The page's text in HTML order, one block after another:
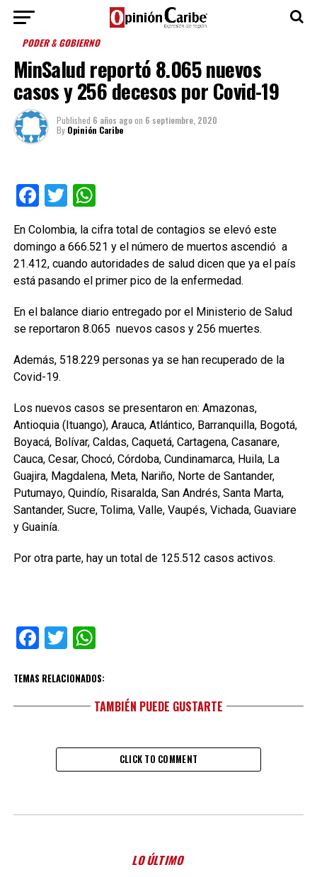
PODER & GOBIERNO
MinSalud reportó 8.065 nuevos
casos y 256 decesos por Covid-19
Published 6 años agoon 6 septiembre, 2020
By Opinión Caribe
Facebook
TwitterWhatsApp
En Colombia, la cifra total de contagios se elevó este
domingo a 666.521 y el número de muertos ascendió a
21.412, cuando autoridades de salud dicen que ya el país
está pasando el primer pico de la enfermedad.
En el balance diario entregado por el Ministerio de Salud
se reportaron 8.065 nuevos casos y 256 muertes.
Además, 518.229 personas ya se han recuperado de la
Covid-19.
Los nuevos casos se presentaron en: Amazonas,
Antioquia (Ituango), Arauca, Atlántico, Barranquilla, Bogotá,
Boyacá, Bolívar, Caldas, Caquetá, Cartagena, Casanare,
Cauca, Cesar, Chocó, Córdoba, Cundinamarca, Huila, La
Guajira, Magdalena, Meta, Nariño, Norte de Santander,
Putumayo, Quindío, Risaralda, San Andrés, Santa Marta,
Santander, Sucre, Tolima, Valle, Vaupés, Vichada, Guaviare
y Guainía.
Por otra parte, hay un total de 125.512 casos activos.
Facebook
TwitterWhatsApp
TEMAS RELACIONADOS:
TAMBIÉN PUEDE GUSTARTE
CLICK TO COMMENT
LO ÚLTIMO